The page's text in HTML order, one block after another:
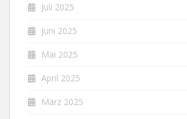
Juli 2025
Juni 2025
Mai 2025
April 2025
März 2025